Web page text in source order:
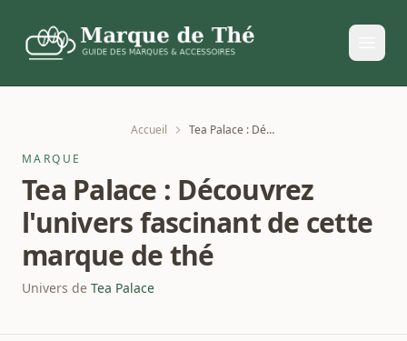
Accueil
Tea Palace : Découvrez l'univers fascinant de cette marque de thé
MARQUE
Tea Palace : Découvrez
l'univers fascinant de cette
marque de thé
Univers de Tea Palace